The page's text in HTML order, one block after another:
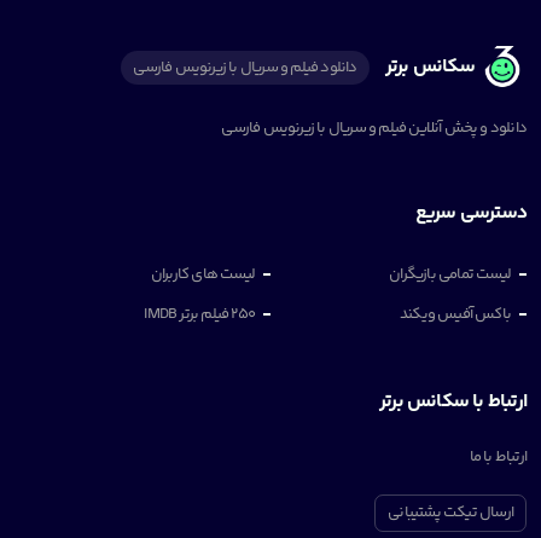
سکانس برتر دانلود فیلم و سریال با زیرنویس فارسی
دانلود و پخش آنلاین فیلم و سریال با زیرنویس فارسی
دسترسی سریع
لیست تمامی بازیگران
لیست های کاربران
باکس آفیس ویکند
250 فیلم برتر IMDB
ارتباط با سکانس برتر
ارتباط با ما
ارسال تیکت پشتیبانی